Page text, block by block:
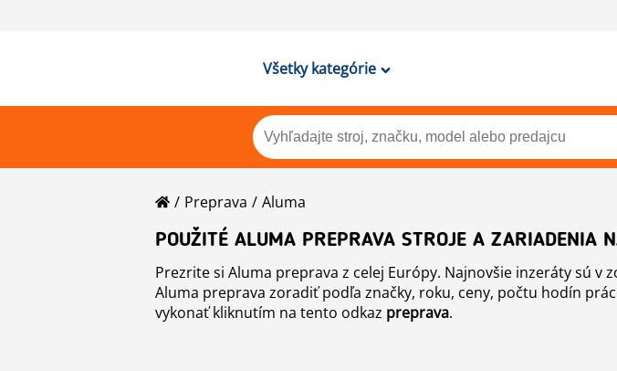
Všetky kategórie
Preprava
Aluma
POUŽITÉ ALUMA PREPRAVA STROJE A ZARIADENIA
Prezrite si Aluma preprava z celej Európy. Najnovšie inzeráty sú
Aluma preprava zoradiť podľa značky, roku, ceny, počtu hodín
vykonať kliknutím na tento odkaz preprava.